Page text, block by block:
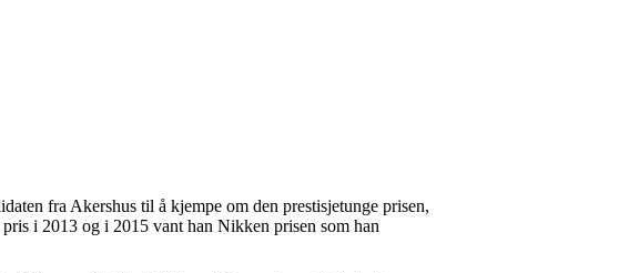
fra Akershus til å kjempe om den prestisjetunge prisen,
i 2013 og i 2015 vant han Nikken prisen som han